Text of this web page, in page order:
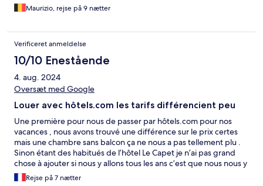
Maurizio, rejse på 9 nætter
Verificeret anmeldelse
10/10 Enestående
4. aug. 2024
Oversæt med Google
Louer avec hôtels.com les tarifs différencient peu
Une première pour nous de passer par hôtels.com pour nos
vacances , nous avons trouvé une différence sur le prix certes
mais une chambre sans balcon ça ne nous a pas tellement plu .
Sinon étant des habitués de l’hôtel Le Capet je n’ai pas grand
chose à ajouter si nous y allons tous les ans c’est que nous nous y
trouvons bien
Rejse på 7 nætter